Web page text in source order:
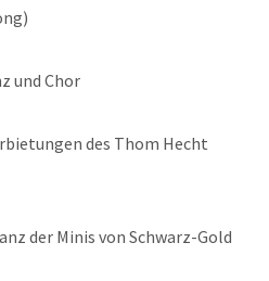
und Chor
des Thom Hecht
der Minis von Schwarz-Gold